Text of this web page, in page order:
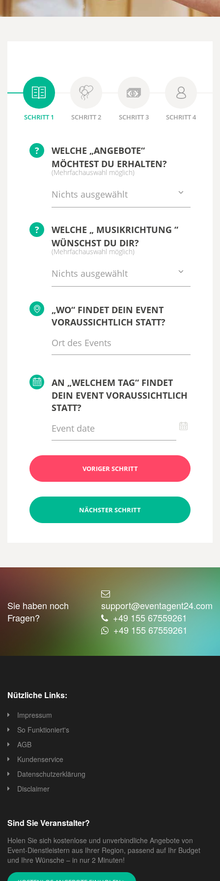
SCHRITT 1 SCHRITT 2 SCHRITT 3 SCHRITT 4
?
WELCHE „ANGEBOTE“
MÖCHTEST DU ERHALTEN?
(Mehrfachauswahl möglich)
Nichts ausgewählt
?
WELCHE „ MUSIKRICHTUNG “
WÜNSCHST DU DIR?
(Mehrfachauswahl möglich)
Nichts ausgewählt
„WO“ FINDET DEIN EVENT
VORAUSSICHTLICH STATT?
AN „WELCHEM TAG“ FINDET
DEIN EVENT VORAUSSICHTLICH
STATT?
VORIGER SCHRITT
NÄCHSTER SCHRITT
Sie haben noch
Fragen?
support@eventagent24.com
+49 155 67559261
+49 155 67559261
Nützliche Links:
Impressum
So Funktioniert's
AGB
Kundenservice
Datenschutzerklärung
Disclaimer
Sind Sie Veranstalter?
Holen Sie sich kostenlose und unverbindliche Angebote von
Event-Dienstleistern aus Ihrer Region, passend auf Ihr Budget
und Ihre Wünsche – in nur 2 Minuten!